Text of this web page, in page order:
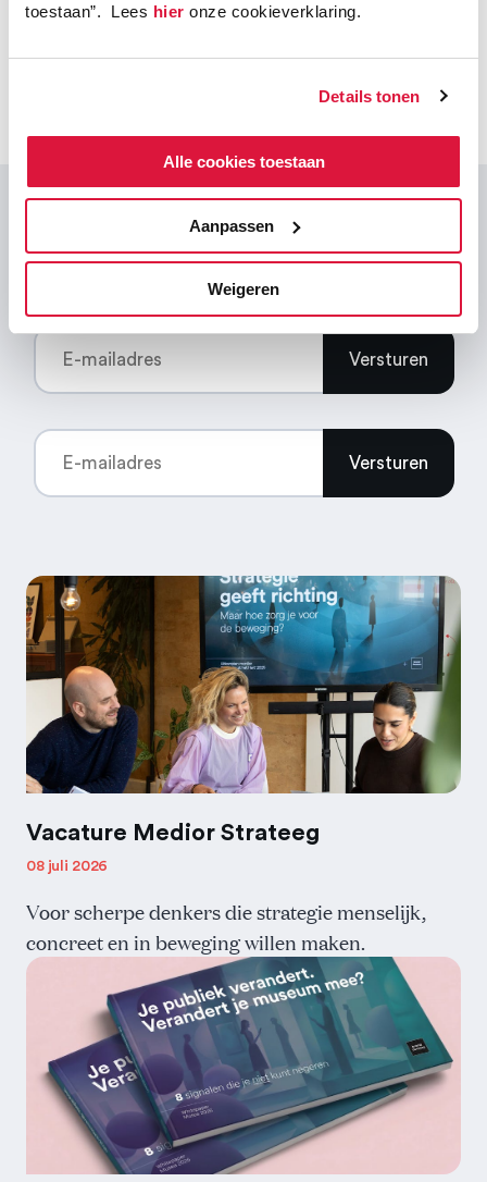
toestaan”. Lees hier onze cookieverklaring.
Details tonen
Alle cookies toestaan
Aanpassen
Weigeren
Bekijkalle cases
Versturen
Versturen
Vacature Medior Strateeg
08 juli 2026
Voor scherpe denkers die strategie menselijk,
concreet en in beweging willen maken.